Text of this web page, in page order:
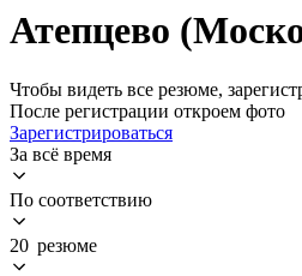
Атепцево
Чтобы видеть все резюме,
После регистрации откроем фото
Зарегистрироваться
За всё время
По соответствию
20 резюме